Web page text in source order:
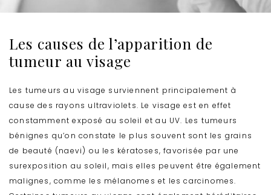
Les causes de l’apparition de
tumeur au visage
Les tumeurs au visage surviennent principalement à
cause des rayons ultraviolets. Le visage est en effet
constamment exposé au soleil et au UV. Les tumeurs
bénignes qu’on constate le plus souvent sont les grains
de beauté (naevi) ou les kératoses, favorisée par une
surexposition au soleil, mais elles peuvent être également
malignes, comme les mélanomes et les carcinomes.